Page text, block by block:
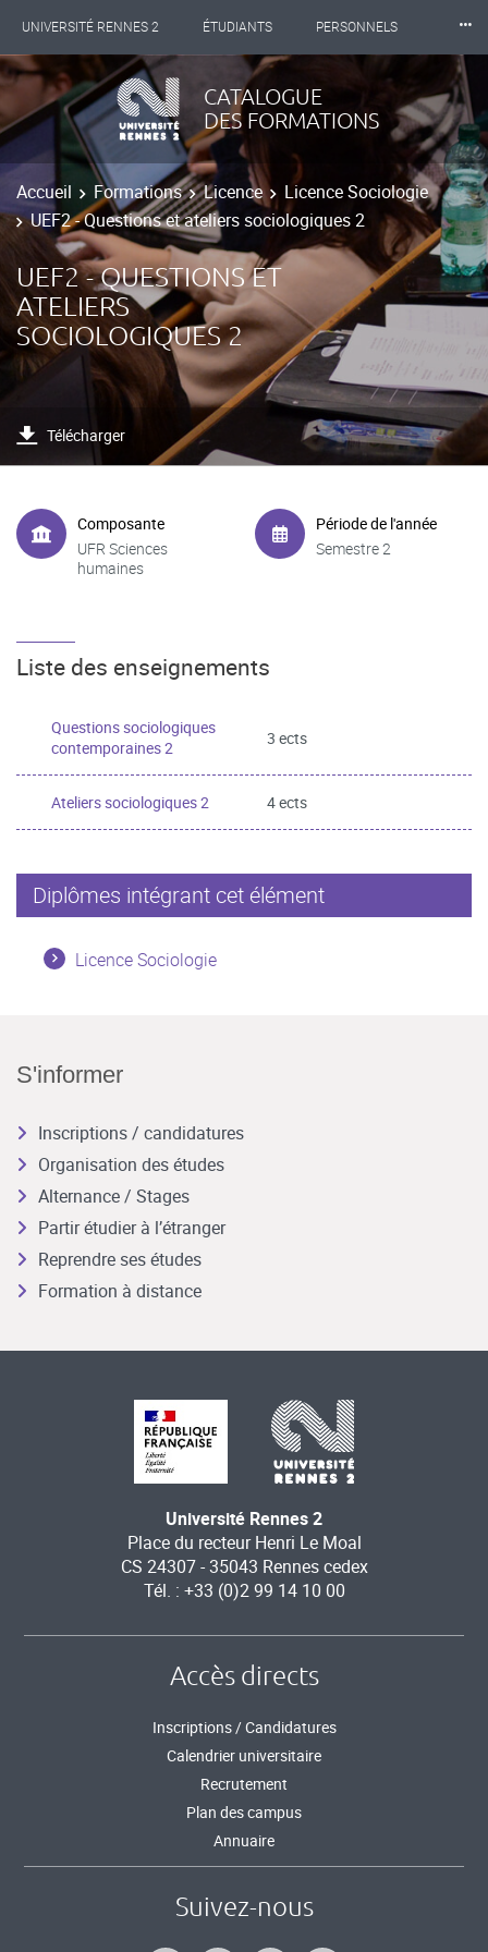
UNIVERSITÉ RENNES 2 ÉTUDIANTS PERSONNELS
INTERNATIONAL PROFESSIONNELS BIBLIOTHÈQUES
LES NOUVELLES DE RENNES 2
⸱⸱⸱
CATALOGUE
DES FORMATIONS
Accueil Formations Licence
Licence Sociologie
UEF2 - Questions et ateliers sociologiques 2
UEF2 - QUESTIONS ET
ATELIERS
SOCIOLOGIQUES 2
Télécharger
Composante
UFR Sciences
humaines
Période de l'année
Semestre 2
Liste des enseignements
Questions sociologiques
contemporaines 2
3 ects
Ateliers sociologiques 2 4 ects
Diplômes intégrant cet élément
Licence Sociologie
S'informer
Inscriptions / candidatures
Organisation des études
Alternance / Stages
Partir étudier à l’étranger
Reprendre ses études
Formation à distance
Université Rennes 2
Place du recteur Henri Le Moal
CS 24307 - 35043 Rennes cedex
Tél. : +33 (0)2 99 14 10 00
Accès directs
Inscriptions / Candidatures
Calendrier universitaire
Recrutement
Plan des campus
Annuaire
Suivez-nous